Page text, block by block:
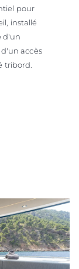
pour
installé
d'un
accès
tribord.